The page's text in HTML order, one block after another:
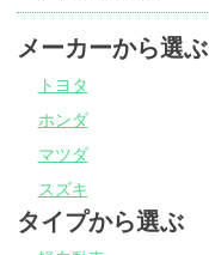
メーカーから選ぶ
トヨタ
ホンダ
マツダ
スズキ
タイプから選ぶ